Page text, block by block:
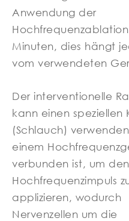
Anwendung der
Minuten, dies hängt
vom verwendeten
Der interventionelle
kann einen speziellen
(Schlauch)
einem
verbunden ist, um den
Hochfrequenzimpuls
applizieren, wodurch
Nervenzellen um die